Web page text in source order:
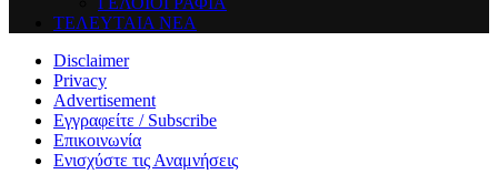
ΤΕΛΕΥΤΑΙΑ ΝΕΑ
Disclaimer
Privacy
Advertisement
Εγγραφείτε / Subscribe
Επικοινωνία
Ενισχύστε τις Αναμνήσεις